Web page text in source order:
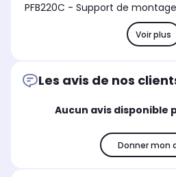
PFB220C - Support de
Voir plus
Les avis de nos
Aucun avis disponible
Donner mon